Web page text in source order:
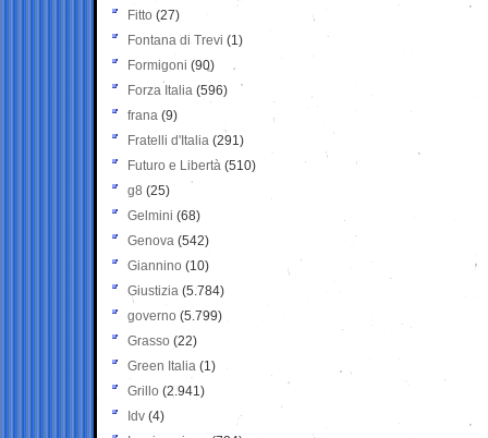
Fitto (27)
Fontana di Trevi (1)
Formigoni (90)
Forza Italia (596)
frana (9)
Fratelli d'Italia (291)
Futuro e Libertà (510)
g8 (25)
Gelmini (68)
Genova (542)
Giannino (10)
Giustizia (5.784)
governo (5.799)
Grasso (22)
Green Italia (1)
Grillo (2.941)
Idv (4)